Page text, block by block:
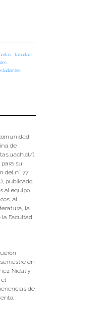
facultad
de
),
su
del n° 77
publicado
al equipo
al
la
la Facultad
en
Nidal y
el
de